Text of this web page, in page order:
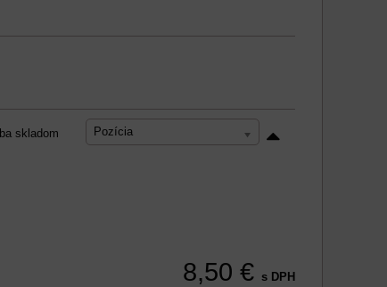
Pozícia
Iba skladom
8,50 € s DPH